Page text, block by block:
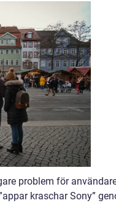
problem för
kraschar Sony”